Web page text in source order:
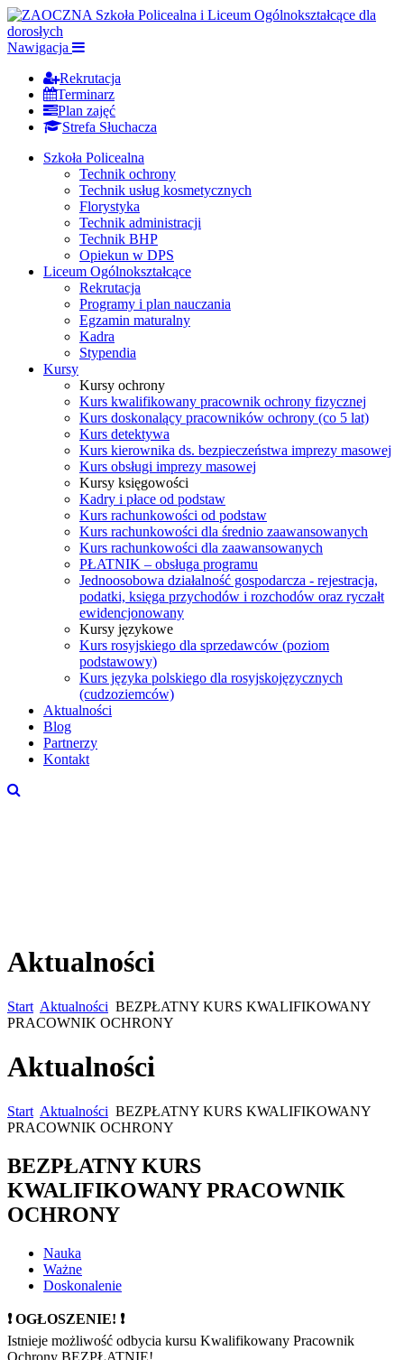
Nawigacja
Rekrutacja
Terminarz
Plan zajęć
Strefa Słuchacza
Szkoła Policealna
Technik ochrony
Technik usług kosmetycznych
Florystyka
Technik administracji
Technik BHP
Opiekun w DPS
Liceum Ogólnokształcące
Rekrutacja
Programy i plan nauczania
Egzamin maturalny
Kadra
Stypendia
Kursy
Kursy ochrony
Kurs kwalifikowany pracownik ochrony fizycznej
Kurs doskonalący pracowników ochrony (co 5 lat)
Kurs detektywa
Kurs kierownika ds. bezpieczeństwa imprezy masowej
Kurs obsługi imprezy masowej
Kursy księgowości
Kadry i płace od podstaw
Kurs rachunkowości od podstaw
Kurs rachunkowości dla średnio zaawansowanych
Kurs rachunkowości dla zaawansowanych
PŁATNIK – obsługa programu
Jednoosobowa działalność gospodarcza - rejestracja,
podatki, księga przychodów i rozchodów oraz ryczałt
ewidencjonowany
Kursy językowe
Kurs rosyjskiego dla sprzedawców (poziom
podstawowy)
Kurs języka polskiego dla rosyjskojęzycznych
(cudzoziemców)
Aktualności
Blog
Partnerzy
Kontakt
Aktualności
Start Aktualności BEZPŁATNY KURS KWALIFIKOWANY
PRACOWNIK OCHRONY
Aktualności
Start Aktualności BEZPŁATNY KURS KWALIFIKOWANY
PRACOWNIK OCHRONY
BEZPŁATNY KURS
KWALIFIKOWANY PRACOWNIK
OCHRONY
Nauka
Ważne
Doskonalenie
❗️ OGŁOSZENIE! ❗️
Istnieje możliwość odbycia kursu Kwalifikowany Pracownik
Ochrony BEZPŁATNIE!